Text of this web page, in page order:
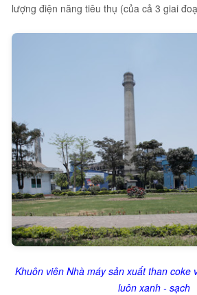
lượng điện năng tiêu thụ (của cả 3 giai
Khuôn viên Nhà máy sản xuất than coke
luôn xanh - sạch